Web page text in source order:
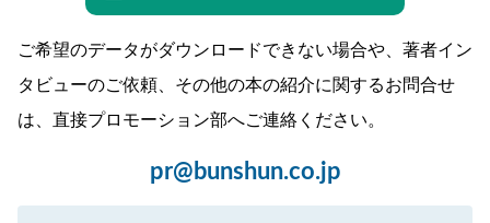
ご希望のデータがダウンロードできない場合や、著者イン
タビューのご依頼、その他の本の紹介に関するお問合せ
は、直接プロモーション部へご連絡ください。
pr@bunshun.co.jp